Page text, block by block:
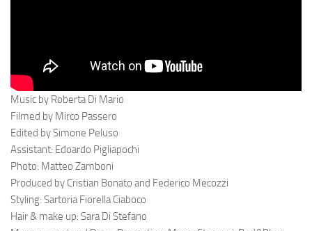
Music by Roberta Di Mario
Filmed by Mirco Passero
Edited by Simone Peluso
Assistant: Edoardo Pigliapochi
Photo: Matteo Zamboni
Produced by Cristian Bonato and Federico Mecozzi
Styling: Sartoria Fiorella Ciaboco
Hair & make up: Sara Di Stefano